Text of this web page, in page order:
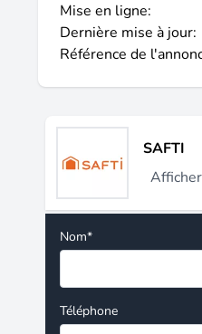
Mise en ligne:
Dernière mise à jour:
Référence de
SAFTI
Nom*
Téléphone